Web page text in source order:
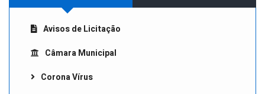
Avisos de Licitação
Câmara Municipal
Corona Vírus